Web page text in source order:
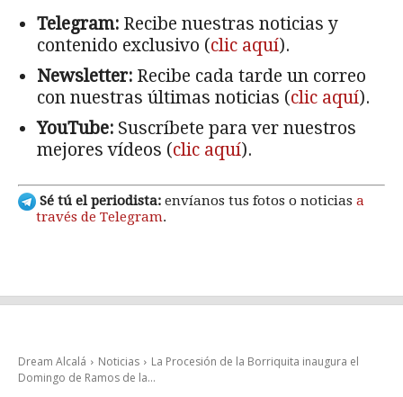
Telegram: Recibe nuestras noticias y
contenido exclusivo (clic aquí).
Newsletter: Recibe cada tarde un correo
con nuestras últimas noticias (clic aquí).
YouTube: Suscríbete para ver nuestros
mejores vídeos (clic aquí).
Sé tú el periodista: envíanos tus fotos o noticias a
través de Telegram.